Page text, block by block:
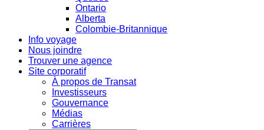
Ontario
Alberta
Colombie-Britannique
Info voyage
Nous joindre
Trouver une agence
Site corporatif
À propos de Transat
Investisseurs
Gouvernance
Médias
Carrières